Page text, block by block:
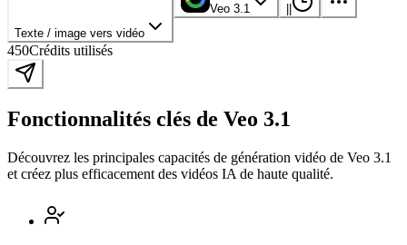
Texte / image vers vidéo
Veo 3.1 ||
450Crédits utilisés
Fonctionnalités clés de Veo 3.1
Découvrez les principales capacités de génération vidéo de Veo 3.1
et créez plus efficacement des vidéos IA de haute qualité.